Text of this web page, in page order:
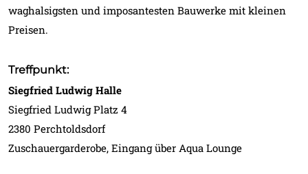
waghalsigsten und imposantesten Bauwerke mit kleinen
Preisen.
Treffpunkt:
Siegfried Ludwig Halle
Siegfried Ludwig Platz 4
2380 Perchtoldsdorf
Zuschauergarderobe, Eingang über Aqua Lounge